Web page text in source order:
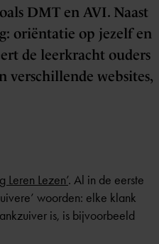
DMT en AVI. Naast
oriëntatie op jezelf en
de leerkracht ouders
verschillende websites,
Leren Lezen’. Al in de eerste
woorden: elke klank
is, is bijvoorbeeld